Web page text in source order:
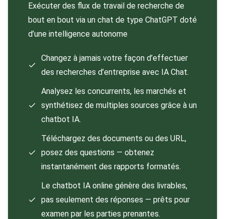
Exécuter des flux de travail de recherche de
bout en bout via un chat de type ChatGPT doté
d’une intelligence autonome
Changez à jamais votre façon d’effectuer
des recherches d’entreprise avec IA Chat.
Analysez les concurrents, les marchés et
synthétisez de multiples sources grâce à un
chatbot IA.
Téléchargez des documents ou des URL,
posez des questions — obtenez
instantanément des rapports formatés.
Le chatbot IA online génère des livrables,
pas seulement des réponses — prêts pour
examen par les parties prenantes.